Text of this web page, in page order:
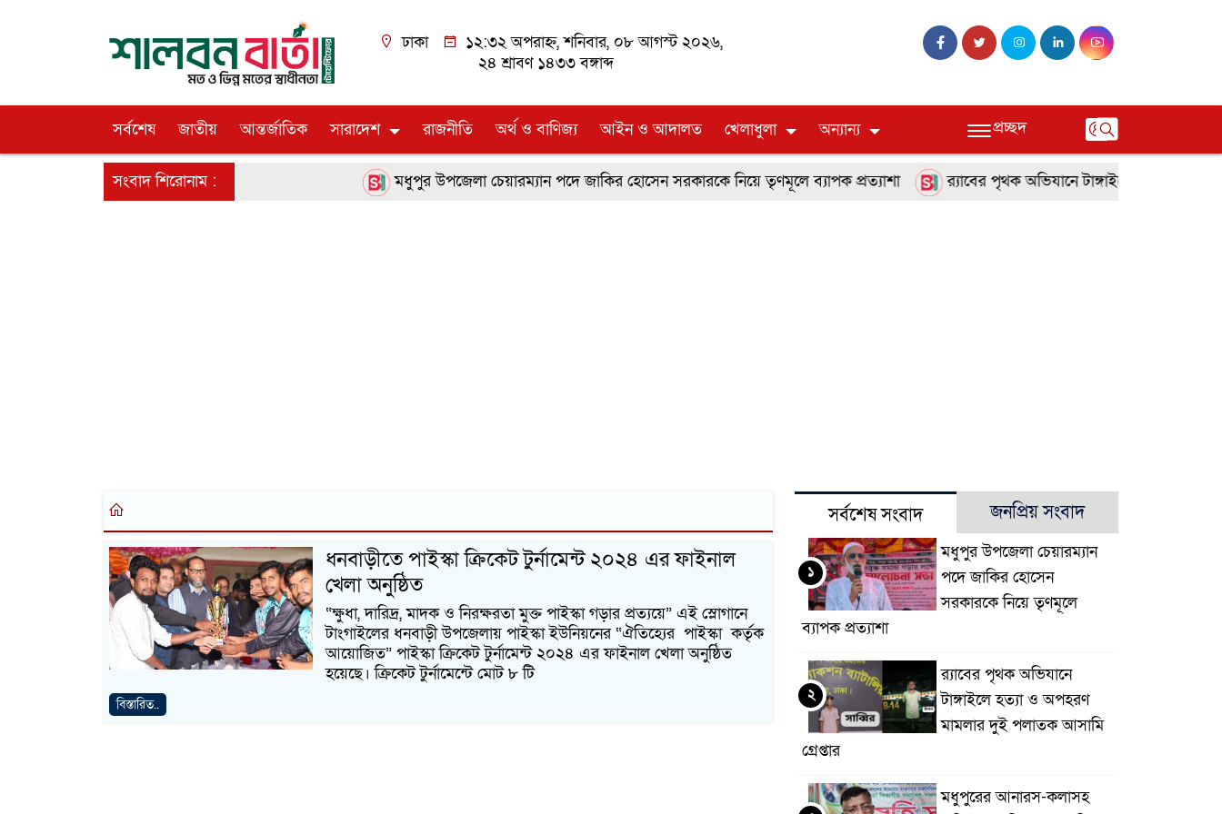
ঢাকা
১২:৩২ অপরাহ্ন, শনিবার, ০৮ আগস্ট ২০২৬,
২৪ শ্রাবণ ১৪৩৩ বঙ্গাব্দ
সর্বশেষ জাতীয় আন্তর্জাতিক সারাদেশ রাজনীতি অর্থ ও বাণিজ্য আইন ও আদালত খেলাধুলা অন্যান্য প্রচ্ছদ
সংবাদ শিরোনাম : মধুপুর উপজেলা চেয়ারম্যান পদে জাকির হোসেন সরকারকে নিয়ে তৃণমূলে ব্যাপক প্রত্যাশা র‌্যাবের পৃথক অভিযানে টাঙ্গাইলে হত্যা ও অপহরণ
ধনবাড়ীতে পাইস্কা ক্রিকেট টুর্নামেন্ট ২০২৪ এর ফাইনাল
খেলা অনুষ্ঠিত
“ক্ষুধা, দারিদ্র, মাদক ও নিরক্ষরতা মুক্ত পাইস্কা গড়ার প্রত্যয়ে” এই স্লোগানে
টাংগাইলের ধনবাড়ী উপজেলায় পাইস্কা ইউনিয়নের “ঐতিহ্যের পাইস্কা কর্তৃক
আয়োজিত” পাইস্কা ক্রিকেট টুর্নামেন্ট ২০২৪ এর ফাইনাল খেলা অনুষ্ঠিত
হয়েছে। ক্রিকেট টুর্নামেন্টে মোট ৮ টি
বিস্তারিত..
সর্বশেষ সংবাদ জনপ্রিয় সংবাদ
মধুপুর উপজেলা চেয়ারম্যান
পদে জাকির হোসেন
সরকারকে নিয়ে তৃণমূলে
ব্যাপক প্রত্যাশা
১
র‌্যাবের পৃথক অভিযানে
টাঙ্গাইলে হত্যা ও অপহরণ
মামলার দুই পলাতক আসামি
গ্রেপ্তার
২
মধুপুরের আনারস-কলাসহ